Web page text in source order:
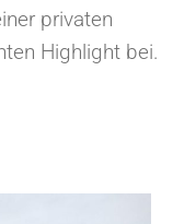
privaten
Highlight bei.